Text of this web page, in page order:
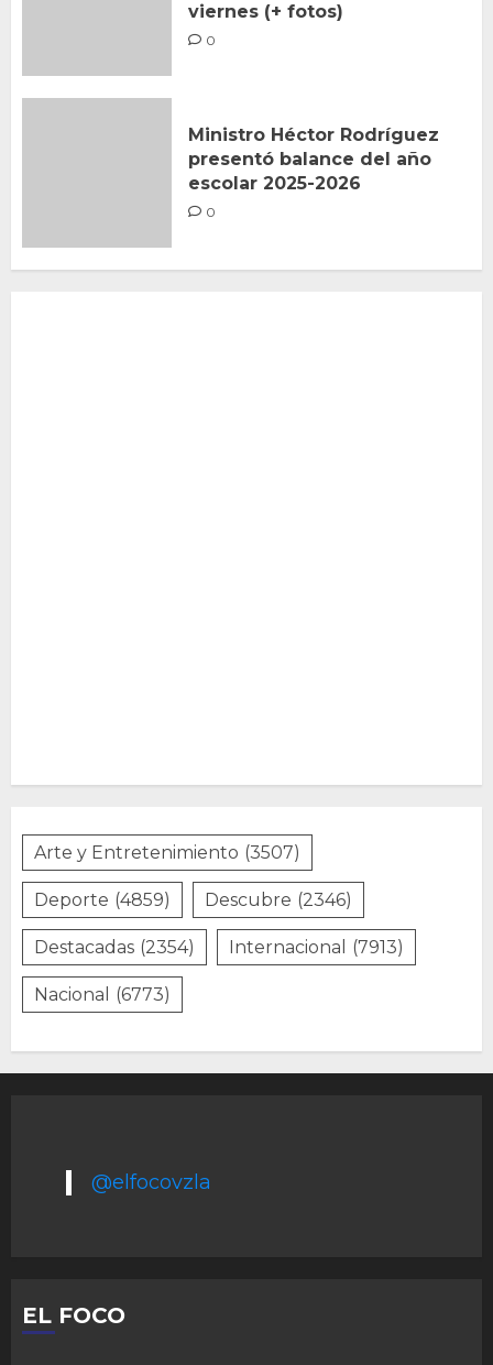
viernes (+ fotos)
0
Ministro Héctor Rodríguez
presentó balance del año
escolar 2025-2026
0
Arte y Entretenimiento (3507)
Deporte (4859) Descubre (2346)
Destacadas (2354) Internacional (7913)
Nacional (6773)
@elfocovzla
EL FOCO